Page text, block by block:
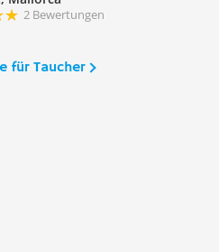
2 Bewertungen
für Taucher